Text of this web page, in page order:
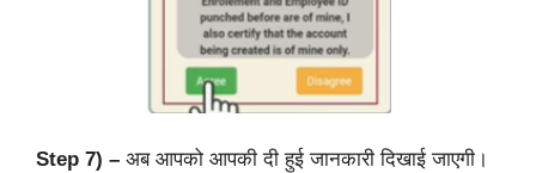
Step 7) – अब आपको आपकी दी हुई जानकारी दिखाई जाएगी।